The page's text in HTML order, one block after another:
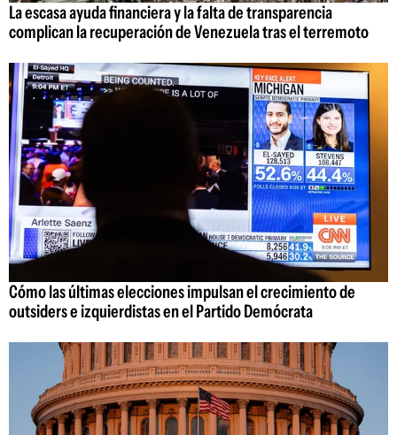
La escasa ayuda financiera y la falta de transparencia
complican la recuperación de Venezuela tras el terremoto
Cómo las últimas elecciones impulsan el crecimiento de
outsiders e izquierdistas en el Partido Demócrata